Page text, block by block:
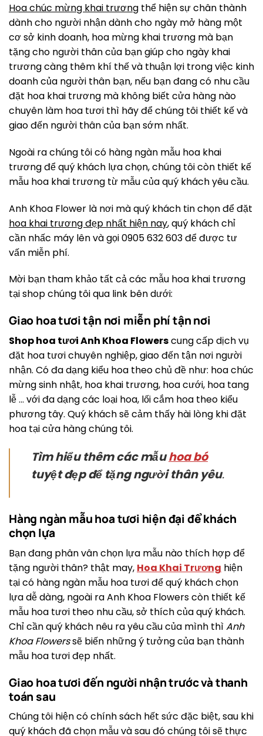
Hoa chúc mừng khai trương thể hiện sự chân thành
dành cho người nhận dành cho ngày mở hàng một
cơ sở kinh doanh, hoa mừng khai trương mà bạn
tặng cho người thân của bạn giúp cho ngày khai
trương càng thêm khí thế và thuận lợi trong việc kinh
doanh của người thân bạn, nếu bạn đang có nhu cầu
đặt hoa khai trương mà không biết cửa hàng nào
chuyên làm hoa tươi thì hãy để chúng tôi thiết kế và
giao đến người thân của bạn sớm nhất.
Ngoài ra chúng tôi có hàng ngàn mẫu hoa khai
trương để quý khách lựa chọn, chúng tôi còn thiết kế
mẫu hoa khai trương từ mẫu của quý khách yêu cầu.
Anh Khoa Flower là nơi mà quý khách tin chọn để đặt
hoa khai trương đẹp nhất hiện nay, quý khách chỉ
cần nhấc máy lên và gọi 0905 632 603 để được tư
vấn miễn phí.
Mời bạn tham khảo tất cả các mẫu hoa khai trương
tại shop chúng tôi qua link bên dưới:
Giao hoa tươi tận nơi miễn phí tận nơi
Shop hoa tươi Anh Khoa Flowerscung cấp dịch vụ
đặt hoa tươi chuyên nghiệp, giao đến tận nơi người
nhận. Có đa dạng kiểu hoa theo chủ đề như: hoa chúc
mừng sinh nhật, hoa khai trương, hoa cưới, hoa tang
lễ … với đa dạng các loại hoa, lối cắm hoa theo kiểu
phương tây. Quý khách sẽ cảm thấy hài lòng khi đặt
hoa tại cửa hàng chúng tôi.
Tìm hiểu thêm các mẫuhoa bó
tuyệt đẹp để tặng người thân yêu.
Hàng ngàn mẫu hoa tươi hiện đại để khách
chọn lựa
Bạn đang phân vân chọn lựa mẫu nào thích hợp để
tặng người thân? thật may, Hoa Khai Trương hiện
tại có hàng ngàn mẫu hoa tươi để quý khách chọn
lựa dễ dàng, ngoài ra Anh Khoa Flowers còn thiết kế
mẫu hoa tươi theo nhu cầu, sở thích của quý khách.
Chỉ cần quý khách nêu ra yêu cầu của mình thìAnh
Khoa Flowerssẽ biến những ý tưởng của bạn thành
mẫu hoa tươi đẹp nhất.
Giao hoa tươi đến người nhận trước và thanh
toán sau
Chúng tôi hiện có chính sách hết sức đặc biệt, sau khi
quý khách đã chọn mẫu và sau đó chúng tôi sẽ thực